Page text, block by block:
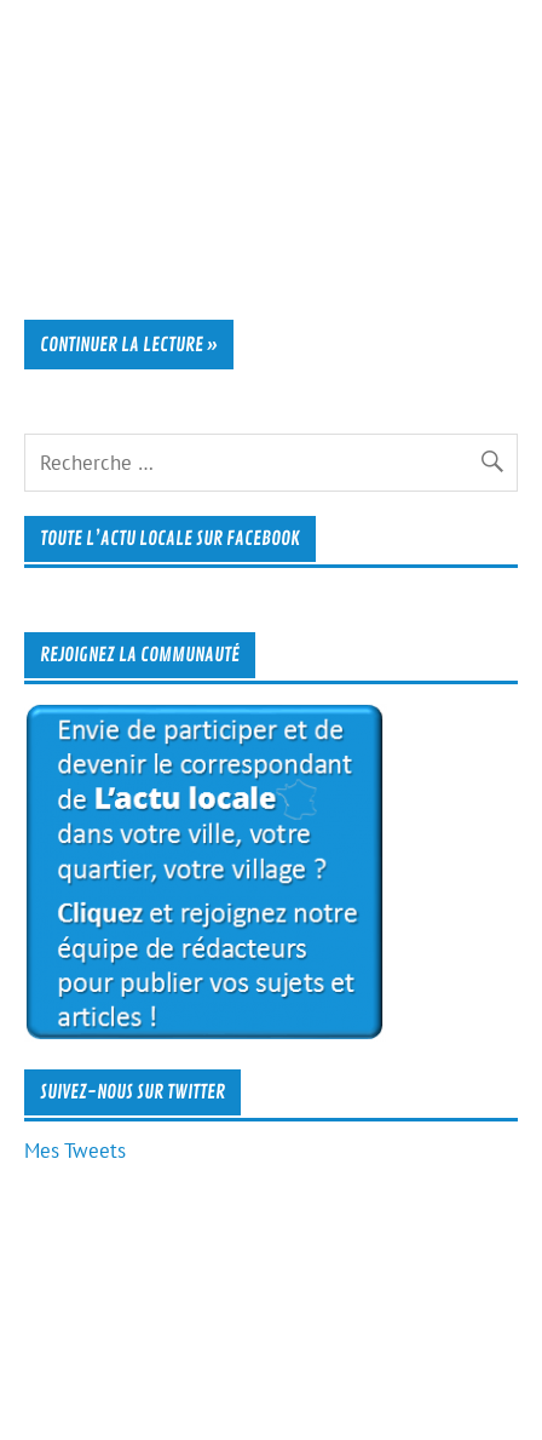
CONTINUER LA LECTURE »
TOUTE L’ACTU LOCALE SUR FACEBOOK
REJOIGNEZ LA COMMUNAUTÉ
SUIVEZ-NOUS SUR TWITTER
Mes Tweets